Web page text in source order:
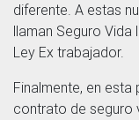
diferente. A estas
llaman Seguro Vida
Ley Ex trabajador.
Finalmente, en
contrato de seguro